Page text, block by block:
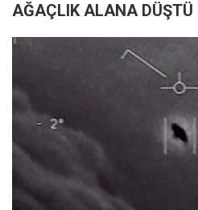
AĞAÇLIK ALANA DÜŞTÜ